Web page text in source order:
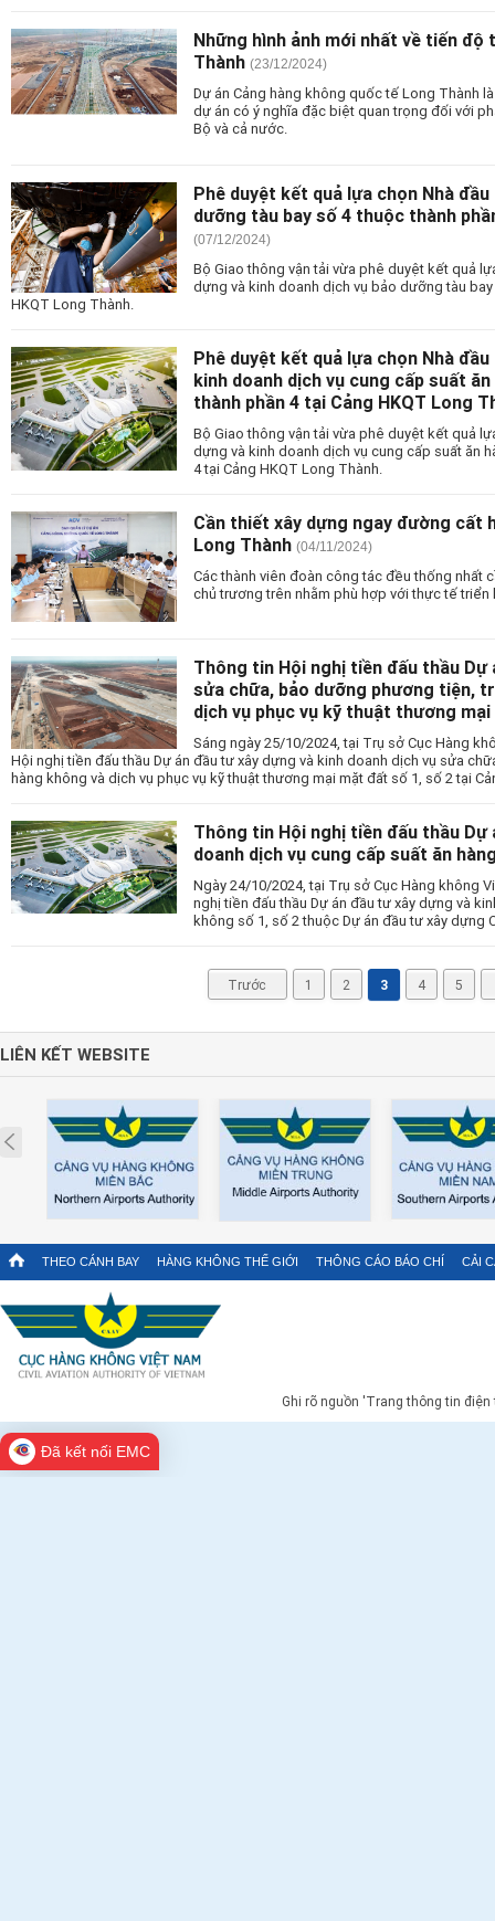
Những hình ảnh mới nhất về tiến độ
Thành (23/12/2024)
Dự án Cảng hàng không quốc tế Long Thành
dự án có ý nghĩa đặc biệt quan trọng đối với
Bộ và cả nước.
Phê duyệt kết quả lựa chọn Nhà
dưỡng tàu bay số 4 thuộc thành
(07/12/2024)
Bộ Giao thông vận tải vừa phê duyệt kết quả
dựng và kinh doanh dịch vụ bảo dưỡng tàu
HKQT Long Thành.
Phê duyệt kết quả lựa chọn Nhà
kinh doanh dịch vụ cung cấp suất
thành phần 4 tại Cảng HKQT Long
Bộ Giao thông vận tải vừa phê duyệt kết quả
dựng và kinh doanh dịch vụ cung cấp suất ăn
4 tại Cảng HKQT Long Thành.
Cần thiết xây dựng ngay đường cất
Long Thành (04/11/2024)
Các thành viên đoàn công tác đều thống nhất
chủ trương trên nhằm phù hợp với thực tế triển
Thông tin Hội nghị tiền đấu thầu Dự
sửa chữa, bảo dưỡng phương tiện,
dịch vụ phục vụ kỹ thuật thương
Sáng ngày 25/10/2024, tại Trụ sở Cục Hàng
Hội nghị tiền đấu thầu Dự án đầu tư xây dựng và kinh doanh dịch vụ sửa
hàng không và dịch vụ phục vụ kỹ thuật thương mại mặt đất số 1, số 2 tại
Thông tin Hội nghị tiền đấu thầu Dự
doanh dịch vụ cung cấp suất ăn
Ngày 24/10/2024, tại Trụ sở Cục Hàng không
nghị tiền đấu thầu Dự án đầu tư xây dựng và
không số 1, số 2 thuộc Dự án đầu tư xây dựng
Trước 1 2 3 4 5
LIÊN KẾT WEBSITE
Prev
THEO CÁNH BAY HÀNG KHÔNG THẾ GIỚI THÔNG CÁO BÁO CHÍ CẢI
Ghi rõ nguồn 'Trang thông tin
Đã kết nối EMC